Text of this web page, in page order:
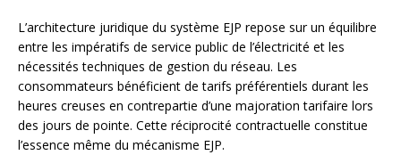
L’architecture juridique du système EJP repose sur un équilibre
entre les impératifs de service public de l’électricité et les
nécessités techniques de gestion du réseau. Les
consommateurs bénéficient de tarifs préférentiels durant les
heures creuses en contrepartie d’une majoration tarifaire lors
des jours de pointe. Cette réciprocité contractuelle constitue
l’essence même du mécanisme EJP.